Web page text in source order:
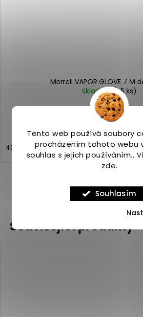
Tento web používá soubory
procházením tohoto webu
souhlas s jejich používáním..
zde.
Souhlasím
Merrell VAPOR GLOVE 7 M
Skladem(>5 ks)
2 599 Kč
40 41 42 43 44 44,5
ZOBRAZIT VŠECHNY PODOBNÉ
Související produkty